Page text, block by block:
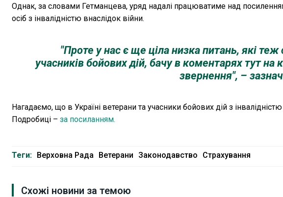
Однак, за словами Гетманцева, уряд надалі працюватиме над
осіб з інвалідністю внаслідок війни.
"Проте у нас є ще ціла низка питань, які
учасників бойових дій, бачу в коментарях тут на
звернення", –
Нагадаємо, що в Україні ветерани та учасники бойових дій з
Подробиці – за посиланням.
Теги: Верховна Рада Ветерани Законодавство Страхування
Схожі новини за темою